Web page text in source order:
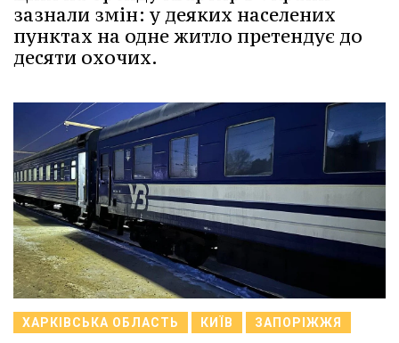
зазнали змін: у деяких населених
пунктах на одне житло претендує до
десяти охочих.
ХАРКІВСЬКА ОБЛАСТЬ КИЇВ ЗАПОРІЖЖЯ